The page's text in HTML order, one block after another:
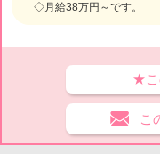
◇月給38万円～です。
★こ
こ